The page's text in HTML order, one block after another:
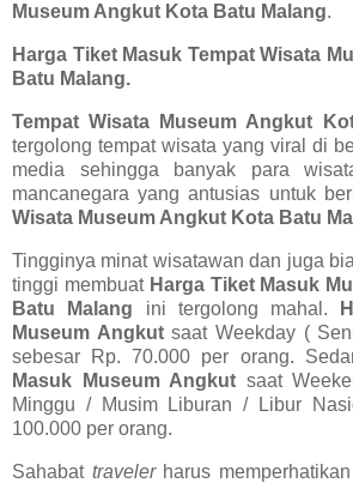
Museum Angkut Kota Batu Malang.
Harga Tiket Masuk Tempat Wisata
Batu Malang.
Tempat Wisata Museum Angkut
tergolong tempat wisata yang viral di
media sehingga banyak para
mancanegara yang antusias untuk
Wisata Museum Angkut Kota Batu
Tingginya minat wisatawan dan juga
tinggi membuat Harga Tiket Masuk
Batu Malang ini tergolong mahal.
Museum Angkutsaat Weekday (
sebesar Rp. 70.000 per orang.
Masuk Museum Angkut saat
Minggu / Musim Liburan / Libur
100.000 per orang.
Sahabat travelerharus